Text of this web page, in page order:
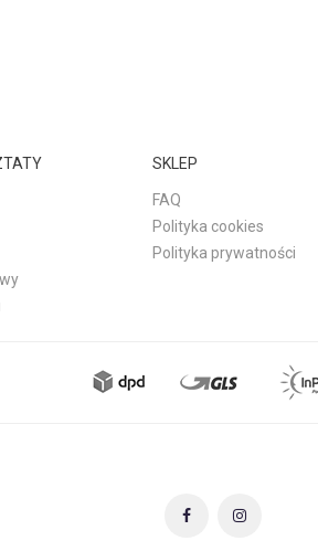
SKLEP
FAQ
Polityka cookies
Polityka prywatności